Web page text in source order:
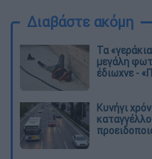
Διαβάστε ακόμη
Τα
μεγάλη
έδιωχνε -
Κυνήγι